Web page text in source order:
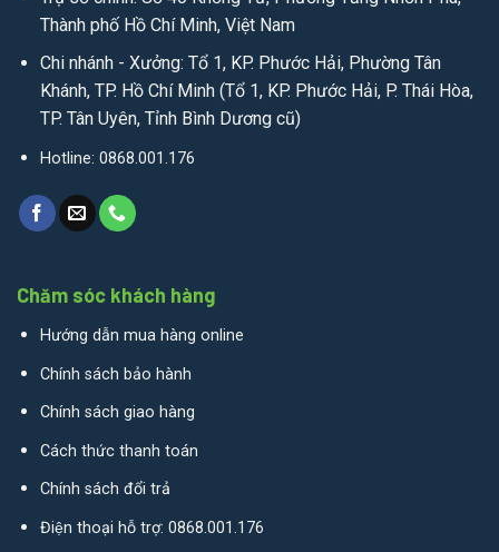
Thành phố Hồ Chí Minh, Việt Nam
Chi nhánh - Xưởng: Tổ 1, KP. Phước Hải, Phường Tân
Khánh, TP. Hồ Chí Minh (Tổ 1, KP. Phước Hải, P. Thái Hòa,
TP. Tân Uyên, Tỉnh Bình Dương cũ)
Hotline: 0868.001.176
Chăm sóc khách hàng
Hướng dẫn mua hàng online
Chính sách bảo hành
Chính sách giao hàng
Cách thức thanh toán
Chính sách đổi trả
Điện thoại hỗ trợ: 0868.001.176